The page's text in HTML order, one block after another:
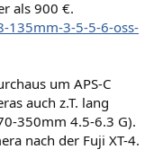
als 900 €.
135mm-3-5-5-6-oss-
um APS-C
auch z.T. lang
350mm 4.5-6.3 G).
nach der Fuji XT-4.